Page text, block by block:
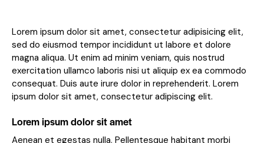
Lorem ipsum dolor sit amet, consectetur adipisicing elit,
sed do eiusmod tempor incididunt ut labore et dolore
magna aliqua. Ut enim ad minim veniam, quis nostrud
exercitation ullamco laboris nisi ut aliquip ex ea commodo
consequat. Duis aute irure dolor in reprehenderit. Lorem
ipsum dolor sit amet, consectetur adipiscing elit.
Lorem ipsum dolor sit amet
Aenean et egestas nulla. Pellentesque habitant morbi